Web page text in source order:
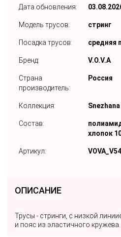
Дата обновления:
Модель трусов: стринг
Посадка трусов: средняя
Бренд: V.O.V.A
Страна
производитель:
Россия
Коллекция:
Состав:
хлопок
Артикул:
ОПИСАНИЕ
Трусы - стринги, с низкой
и пояс из эластичного кружева.